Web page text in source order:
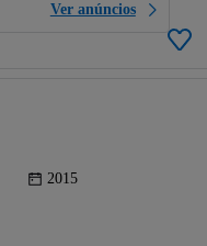
Ver anúncios
2015